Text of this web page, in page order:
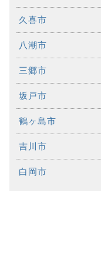
久喜市
八潮市
三郷市
坂戸市
鶴ヶ島市
吉川市
白岡市